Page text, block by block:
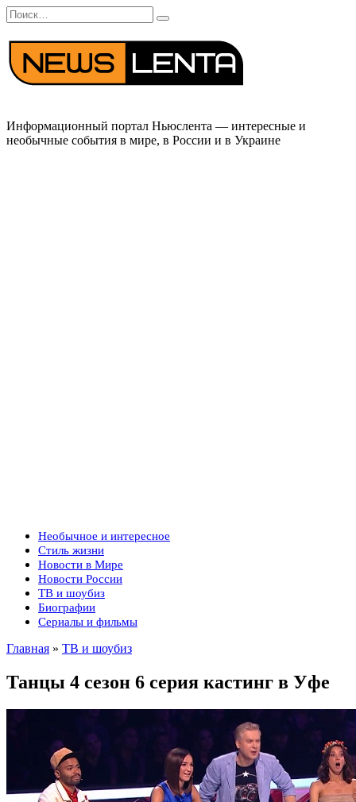
Перейти
к
содержанию
Search
for:
Информационный портал Ньюслента — интересные и
необычные события в мире, в России и в Украине
Необычное и интересное
Стиль жизни
Новости в Мире
Новости России
ТВ и шоубиз
Биографии
Сериалы и фильмы
Главная » ТВ и шоубиз
Танцы 4 сезон 6 серия кастинг в Уфе